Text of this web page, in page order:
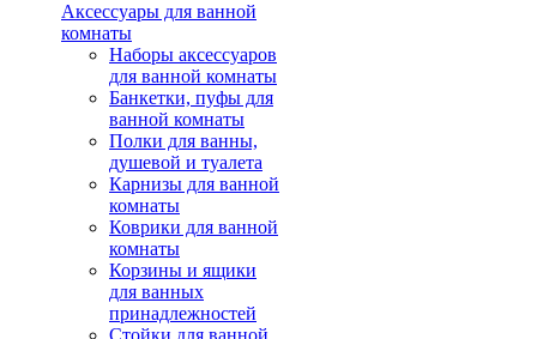
Аксессуары для ванной
комнаты
Наборы аксессуаров
для ванной комнаты
Банкетки, пуфы для
ванной комнаты
Полки для ванны,
душевой и туалета
Карнизы для ванной
комнаты
Коврики для ванной
комнаты
Корзины и ящики
для ванных
принадлежностей
Стойки для ванной